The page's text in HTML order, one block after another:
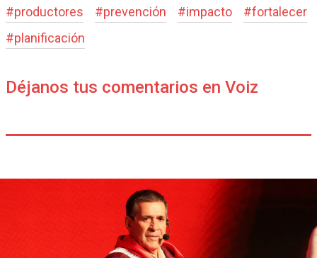
#productores #prevención #impacto #fortalecer
#planificación
Déjanos tus comentarios en Voiz